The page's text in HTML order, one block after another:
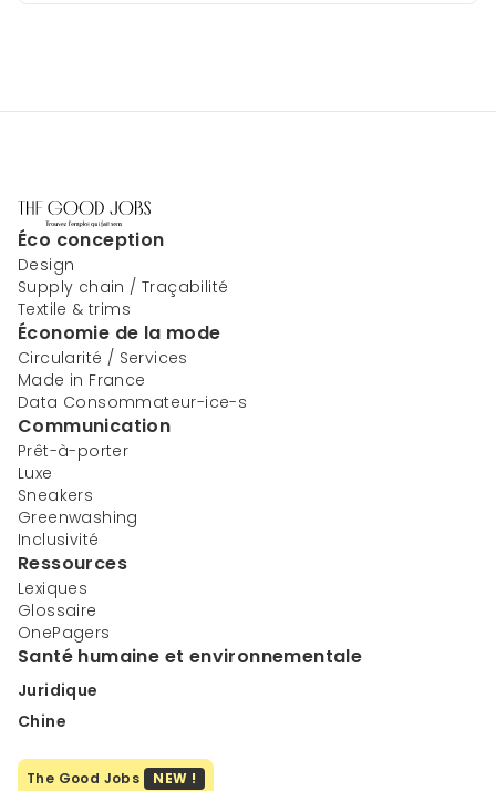
Éco conception
Design
Supply chain / Traçabilité
Textile & trims
Économie de la mode
Circularité / Services
Made in France
Data Consommateur-ice-s
Communication
Prêt-à-porter
Luxe
Sneakers
Greenwashing
Inclusivité
Ressources
Lexiques
Glossaire
OnePagers
Santé humaine et environnementale
Juridique
Chine
The Good Jobs NEW !